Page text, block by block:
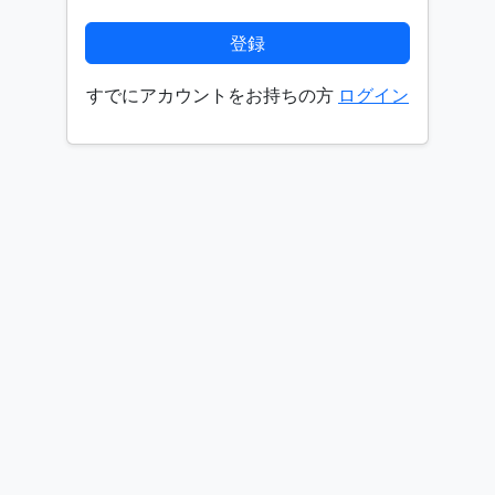
登録
すでにアカウントをお持ちの方 ログイン